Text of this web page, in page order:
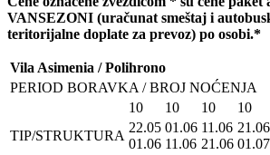
VANSEZONI (uračunat smeštaj i
teritorijalne doplate za prevoz) po osobi.*
Vila Asimenia / Polihrono
PERIOD BORAVKA / BROJ NOĆENJA
10
10 10 10
TIP/STRUKTURA
22.05
01.06
01.06
11.06
11.06
21.06
21.06
01.07